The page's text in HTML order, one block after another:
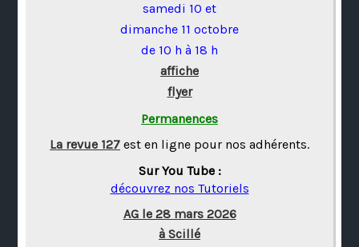
samedi 10 et
dimanche 11 octobre
de 10 h à 18 h
affiche
flyer
Permanences
La revue 127 est en ligne pour nos adhérents.
Sur You Tube :
découvrez nos Tutoriels
AG le 28 mars 2026
à Scillé